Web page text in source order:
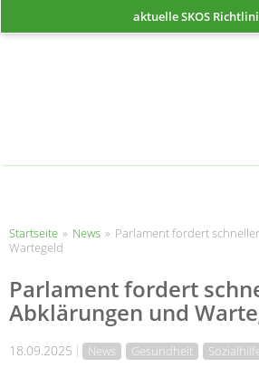
aktuelle SKOS
Startseite » News » Parlament fordert
Wartegeld
Parlament fordert
Abklärungen und
18.09.2025 News Gesundheit